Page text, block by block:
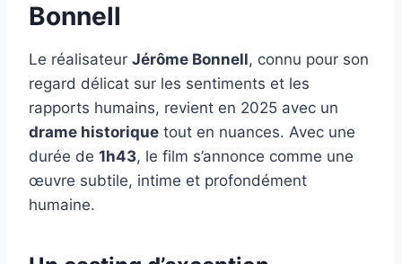
Bonnell
Le réalisateur Jérôme Bonnell, connu pour son
regard délicat sur les sentiments et les
rapports humains, revient en 2025 avec un
drame historique tout en nuances. Avec une
durée de 1h43, le film s’annonce comme une
œuvre subtile, intime et profondément
humaine.